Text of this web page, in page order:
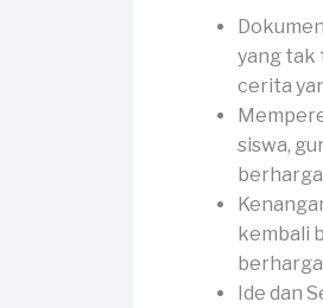
yang tak
cerita
siswa,
kembali
Ide dan